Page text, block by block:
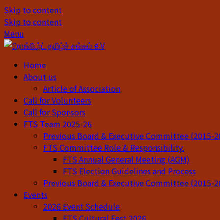
Skip to content
Skip to content
Menu
Home
About us
Article of Association
Call for Volunteers
Call for Sponsors
FTS Team 2025-26
Previous Board & Executive Committee (2015-
FTS Committee Role & Responsibility.
FTS Annual General Meeting (AGM)
FTS Election Guidelines and Process
Previous Board & Executive Committee (2015-
Events
2026 Event Schedule